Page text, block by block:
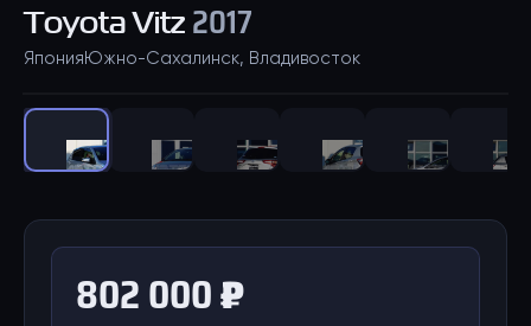
ToyotaVitz2017
Япония Южно-Сахалинск, Владивосток
802 000 ₽